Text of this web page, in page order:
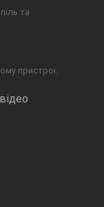
та
пристрої.